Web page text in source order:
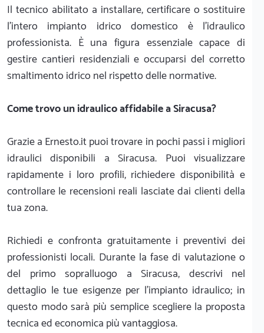
Il tecnico abilitato a installare, certificare o sostituire
l'intero impianto idrico domestico è l'idraulico
professionista. È una figura essenziale capace di
gestire cantieri residenziali e occuparsi del corretto
smaltimento idrico nel rispetto delle normative.
Come trovo un idraulico affidabile a Siracusa?
Grazie a Ernesto.it puoi trovare in pochi passi i migliori
idraulici disponibili a Siracusa. Puoi visualizzare
rapidamente i loro profili, richiedere disponibilità e
controllare le recensioni reali lasciate dai clienti della
tua zona.
Richiedi e confronta gratuitamente i preventivi dei
professionisti locali. Durante la fase di valutazione o
del primo sopralluogo a Siracusa, descrivi nel
dettaglio le tue esigenze per l'impianto idraulico; in
questo modo sarà più semplice scegliere la proposta
tecnica ed economica più vantaggiosa.